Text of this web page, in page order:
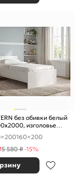
без обивки белый
изголовье
160×200
5 580 ₽-15%